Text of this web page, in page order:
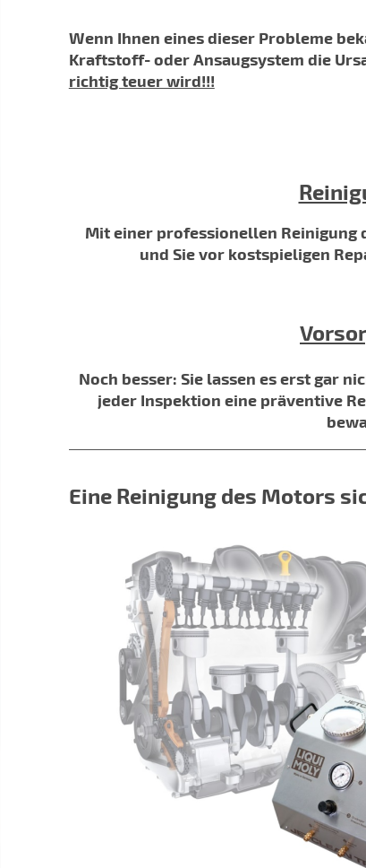
Wenn Ihnen eines dieser Probleme
Kraftstoff- oder Ansaugsystem die
richtig teuer wird!!!
Mit einer professionellen
und Sie vor kostspieligen
Noch besser: Sie lassen es erst gar
jeder Inspektion eine präventive
Eine Reinigung des Motors